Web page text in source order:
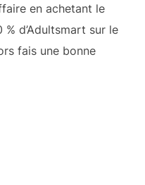
en achetant le
d’Adultsmart sur le
fais une bonne